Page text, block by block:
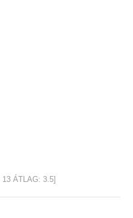
13 ÁTLAG: 3.5]